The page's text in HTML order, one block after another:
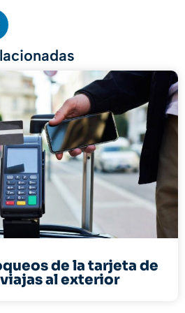
de la tarjeta de
al exterior